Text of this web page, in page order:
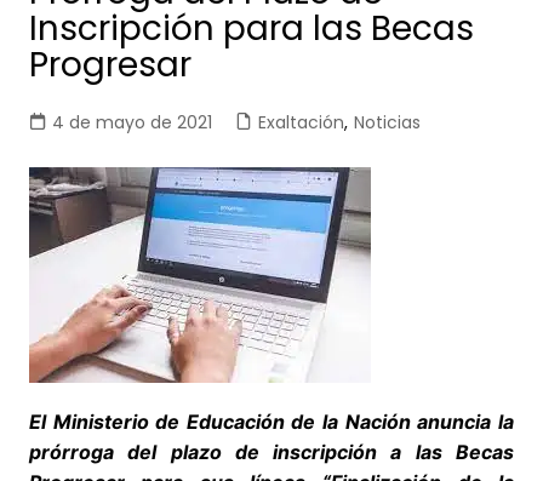
contenido
Inscripción para las Becas
Progresar
4 de mayo de 2021 Exaltación, Noticias
El Ministerio de Educación de la Nación anuncia la
prórroga del plazo de inscripción a las Becas